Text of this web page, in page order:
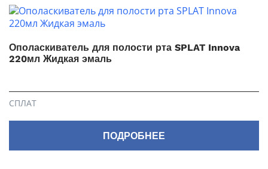
Ополаскиватель для полости рта SPLAT Innova
220мл Жидкая эмаль
СПЛАТ
ПОДРОБНЕЕ